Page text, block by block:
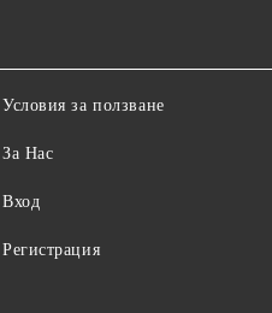
Условия за ползване
За Нас
Вход
Регистрация